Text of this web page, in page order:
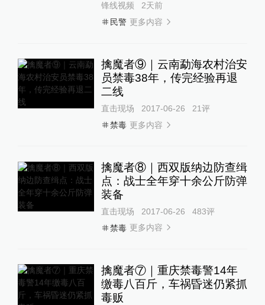
锋线视频
2天前
民警 更多内容
擒魔者⑨｜云南勐海农村治安
员禁毒38年，传完经验再退
二线
直击现场 2017-06-26 21评
禁毒 更多内容
擒魔者⑧｜西双版纳边防查缉
点：战士全年穿十余公斤防弹
装备
直击现场 2017-06-26 483评
禁毒 更多内容
擒魔者⑦｜重庆禁毒警14年
缴毒八百斤，车祸昏迷仍紧抓
毒贩